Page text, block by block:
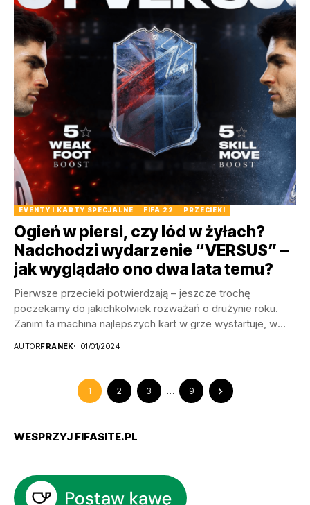
EVENTY I KARTY SPECJALNE FIFA 22 PRZECIEKI
Ogień w piersi, czy lód w żyłach?
Nadchodzi wydarzenie “VERSUS” –
jak wyglądało ono dwa lata temu?
Pierwsze przecieki potwierdzają – jeszcze trochę
poczekamy do jakichkolwiek rozważań o drużynie roku.
Zanim ta machina najlepszych kart w grze wystartuje, w
AUTORFRANEK 01/01/2024
1 2 3 … 9
WESPRZYJ FIFASITE.PL